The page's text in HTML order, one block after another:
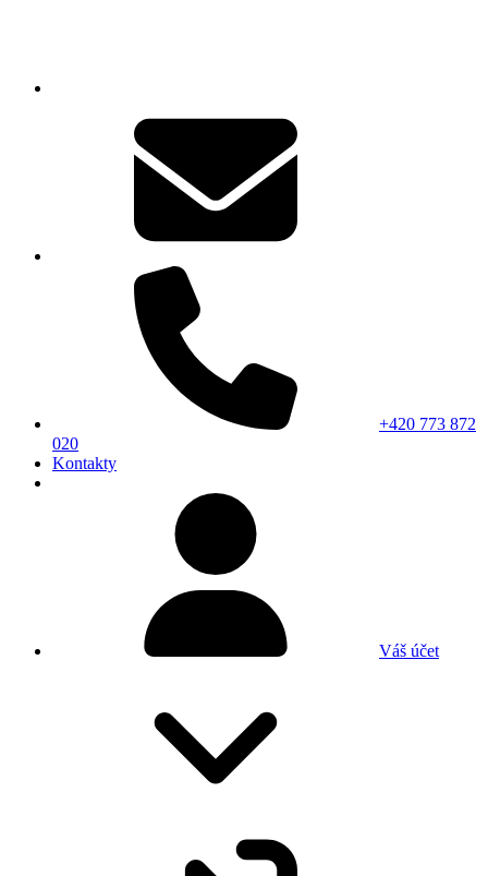
+420 773 872
020
Kontakty
Váš účet